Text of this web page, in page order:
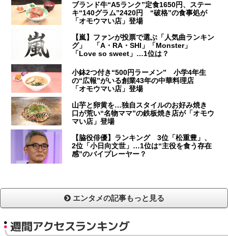
ブランド牛“A5ランク”定食1650円、ステー
キ“140グラム”2420円 “破格”の食事処が
「オモウマい店」登場
【嵐】ファンが投票で選ぶ「人気曲ランキン
グ」 「A・RA・SHI」「Monster」
「Love so sweet」…1位は？
小鉢2つ付き“500円ラーメン” 小学4年生
の“広報”がいる創業43年の中華料理店
「オモウマい店」登場
山芋と卵黄を…独自スタイルのお好み焼き
口が荒い“名物ママ”の鉄板焼き店が「オモウ
マい店」登場
【脇役俳優】ランキング 3位「松重豊」、
2位「小日向文世」…1位は“主役を食う存在
感”のバイプレーヤー？
エンタメの記事もっと見る
週間アクセスランキング